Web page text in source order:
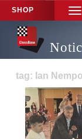
SHOP
tag: Ian